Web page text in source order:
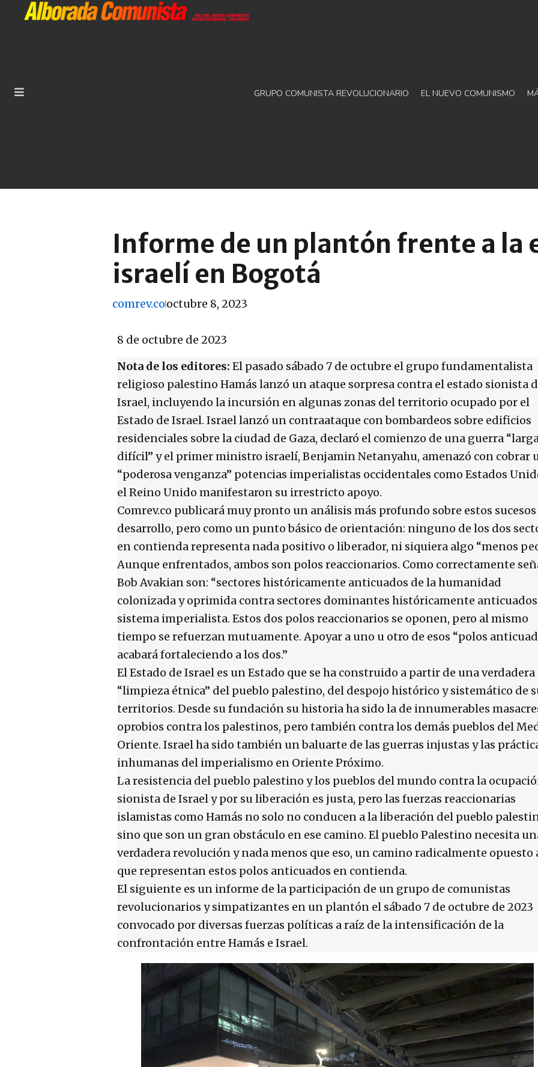
GRUPO COMUNISTA REVOLUCIONARIO EL NUEVO COMUNISMO
Informe de un plantón frente a la
israelí en Bogotá
comrev.cooctubre 8, 2023
8 de octubre de 2023
Nota de los editores: El pasado sábado 7 de octubre el grupo fundamentalista
religioso palestino Hamás lanzó un ataque sorpresa contra el estado sionista
Israel, incluyendo la incursión en algunas zonas del territorio ocupado por el
Estado de Israel. Israel lanzó un contraataque con bombardeos sobre edificios
residenciales sobre la ciudad de Gaza, declaró el comienzo de una guerra
difícil” y el primer ministro israelí, Benjamin Netanyahu, amenazó con cobrar
“poderosa venganza” potencias imperialistas occidentales como Estados
el Reino Unido manifestaron su irrestricto apoyo.
Comrev.co publicará muy pronto un análisis más profundo sobre estos
desarrollo, pero como un punto básico de orientación: ninguno de los dos
en contienda representa nada positivo o liberador, ni siquiera algo “menos
Aunque enfrentados, ambos son polos reaccionarios. Como correctamente
Bob Avakian son: “sectores históricamente anticuados de la humanidad
colonizada y oprimida contra sectores dominantes históricamente
sistema imperialista. Estos dos polos reaccionarios se oponen, pero al mismo
tiempo se refuerzan mutuamente. Apoyar a uno u otro de esos “polos
acabará fortaleciendo a los dos.”
El Estado de Israel es un Estado que se ha construido a partir de una verdadera
“limpieza étnica” del pueblo palestino, del despojo histórico y sistemático de
territorios. Desde su fundación su historia ha sido la de innumerables
oprobios contra los palestinos, pero también contra los demás pueblos del
Oriente. Israel ha sido también un baluarte de las guerras injustas y las
inhumanas del imperialismo en Oriente Próximo.
La resistencia del pueblo palestino y los pueblos del mundo contra la
sionista de Israel y por su liberación es justa, pero las fuerzas reaccionarias
islamistas como Hamás no solo no conducen a la liberación del pueblo
sino que son un gran obstáculo en ese camino. El pueblo Palestino necesita
verdadera revolución y nada menos que eso, un camino radicalmente opuesto
que representan estos polos anticuados en contienda.
El siguiente es un informe de la participación de un grupo de comunistas
revolucionarios y simpatizantes en un plantón el sábado 7 de octubre de 2023
convocado por diversas fuerzas políticas a raíz de la intensificación de la
confrontación entre Hamás e Israel.